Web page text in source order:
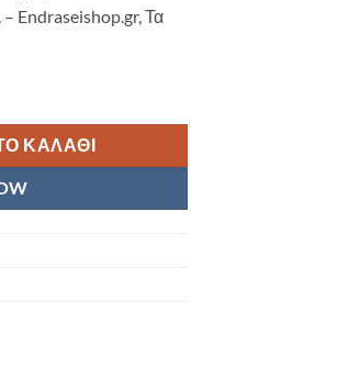
– Endraseishop.gr, Τα
ΚΑΛΆΘΙ